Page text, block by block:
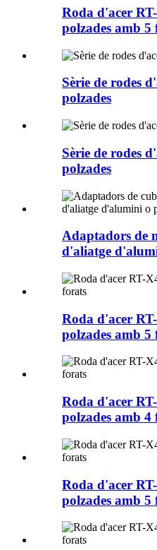
Roda d'acer
polzades amb 5
Sèrie de rodes
polzades
Sèrie de rodes
polzades
Adaptadors de
d'aliatge
Roda d'acer
polzades amb 5
Roda d'acer
polzades amb 4
Roda d'acer
polzades amb 5